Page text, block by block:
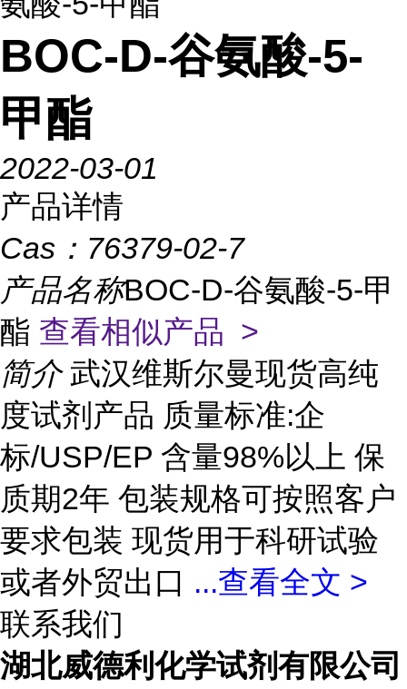
BOC-D-谷氨酸-5-
甲酯
2022-03-01
产品详情
Cas： 76379-02-7
产品名称BOC-D-谷氨酸-5-甲
酯 查看相似产品 >
简介 武汉维斯尔曼现货高纯
度试剂产品 质量标准:企
标/USP/EP 含量98%以上 保
质期2年 包装规格可按照客户
要求包装 现货用于科研试验
或者外贸出口 ...查看全文 >
联系我们
湖北威德利化学试剂有限公司